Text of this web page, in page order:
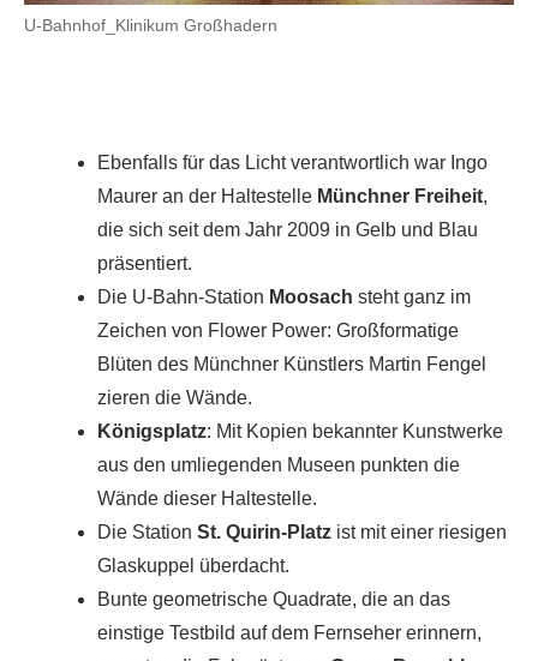
U-Bahnhof_Klinikum Großhadern
Ebenfalls für das Licht verantwortlich war Ingo
Maurer an der Haltestelle Münchner Freiheit,
die sich seit dem Jahr 2009 in Gelb und Blau
präsentiert.
Die U-Bahn-Station Moosach steht ganz im
Zeichen von Flower Power: Großformatige
Blüten des Münchner Künstlers Martin Fengel
zieren die Wände.
Königsplatz: Mit Kopien bekannter Kunstwerke
aus den umliegenden Museen punkten die
Wände dieser Haltestelle.
Die Station St. Quirin-Platz ist mit einer riesigen
Glaskuppel überdacht.
Bunte geometrische Quadrate, die an das
einstige Testbild auf dem Fernseher erinnern,